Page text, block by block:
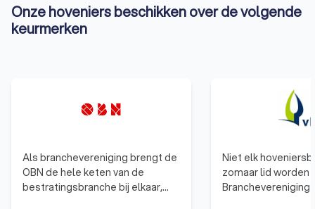
Onze hoveniers beschikken over de volgende
keurmerken
Als branchevereniging brengt de
OBN de hele keten van de
bestratingsbranche bij elkaar,
Niet elk
zomaar lid worden
Branchevereniging